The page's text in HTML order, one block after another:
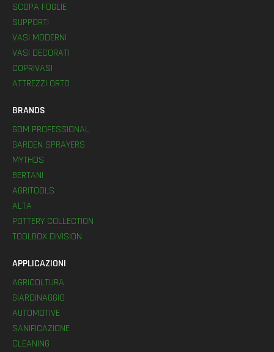
SCOPA FOGLIE
SUPPORTI
VASI MODERNI
VASI DECORATI
COPRIVASI
ATTREZZI ORTO
BRANDS
GDM PROFESSIONAL
GARDEN SPRAYERS
MYTHOS
BERTANI
AGRITOOLS
ALTA
POTTERY COLLECTION
TOOLBOX DIVISION
APPLICAZIONI
AGRICOLTURA
GIARDINAGGIO
AUTOMOTIVE
SANIFICAZIONE
CLEANING